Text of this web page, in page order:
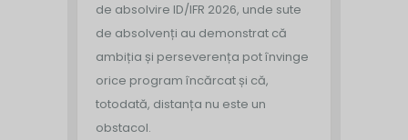
de absolvire ID/IFR 2026, unde sute
de absolvenți au demonstrat că
ambiția și perseverența pot învinge
orice program încărcat și că,
totodată, distanța nu este un
obstacol.